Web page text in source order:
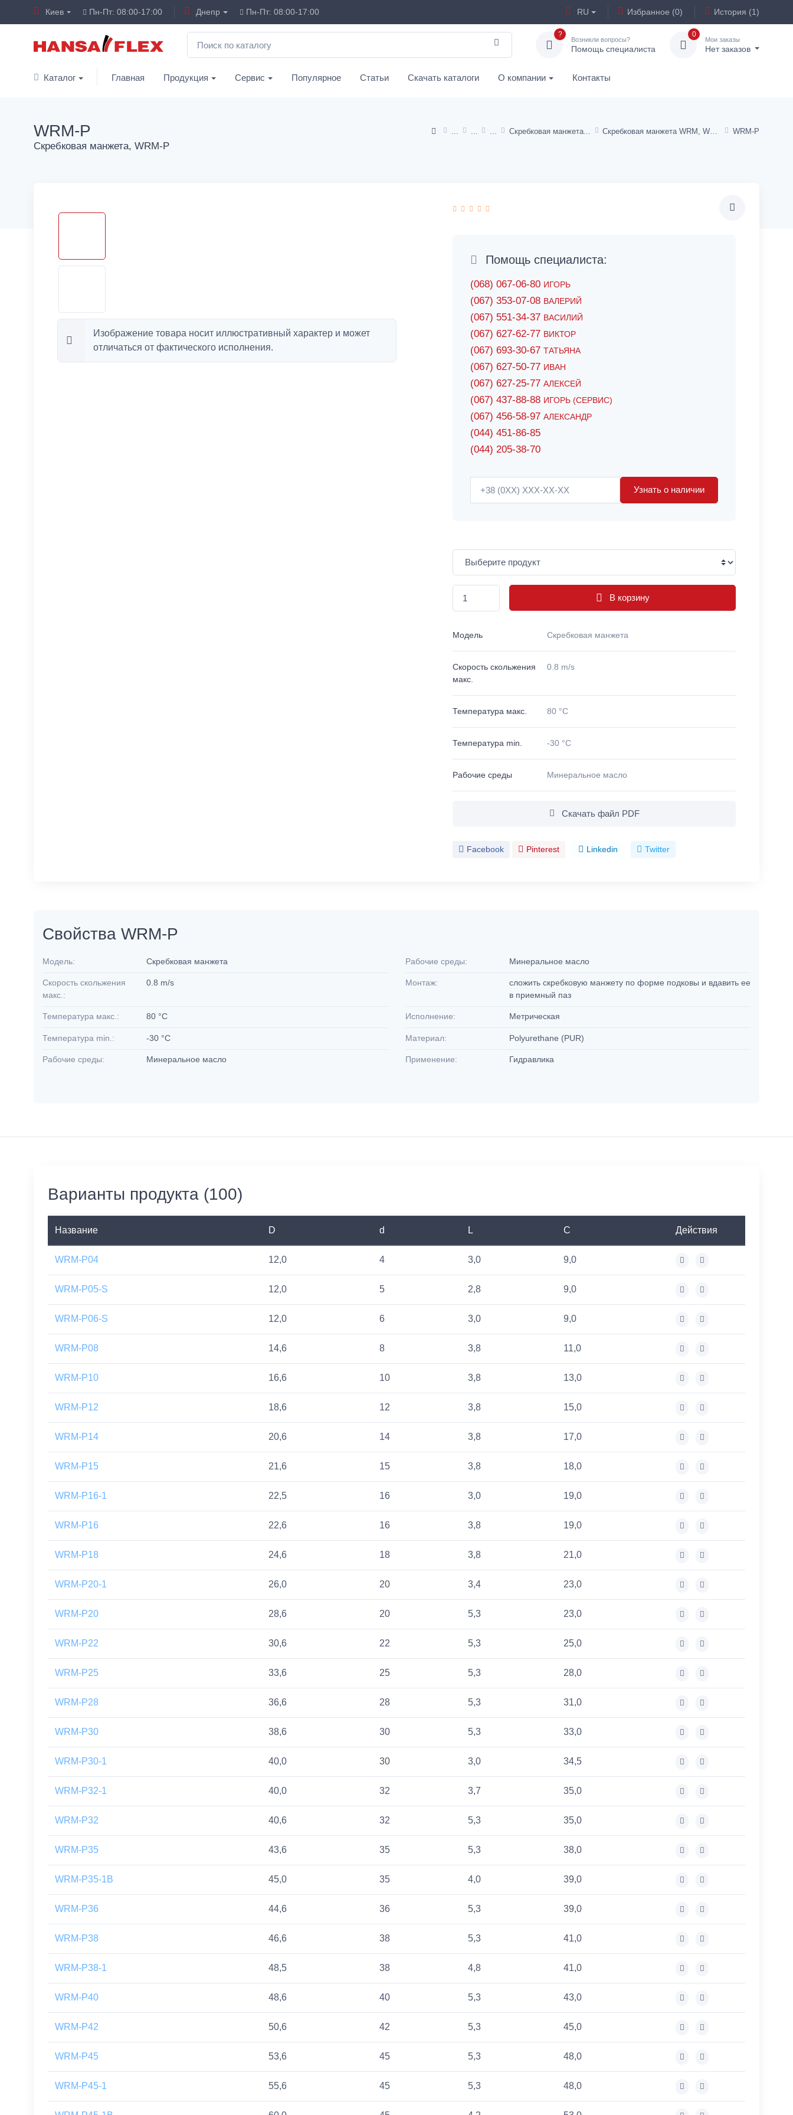
Киев Пн-Пт: 08:00-17:00 Днепр Пн-Пт: 08:00-17:00 RU Избранное (0) История (1)
?
Возникли вопросы?
Помощь специалиста
0
Мои заказы
Нет заказов
Каталог Главная Продукция Сервис Популярное Статьи Скачать каталоги О компании Контакты
Скребковая манжета Скребковая манжета WRM, WRM-FPM, WRM-H, WRM-P, WRM-PI WRM-P
WRM-P
Скребковая манжета, WRM-P
Изображение товара носит иллюстративный характер и может
отличаться от фактического исполнения.
Помощь специалиста:
(068) 067-06-80 ИГОРЬ
(067) 353-07-08 ВАЛЕРИЙ
(067) 551-34-37 ВАСИЛИЙ
(067) 627-62-77 ВИКТОР
(067) 693-30-67 ТАТЬЯНА
(067) 627-50-77 ИВАН
(067) 627-25-77 АЛЕКСЕЙ
(067) 437-88-88 ИГОРЬ (СЕРВИС)
(067) 456-58-97 АЛЕКСАНДР
(044) 451-86-85
(044) 205-38-70
Узнать о наличии
В корзину
Модель Скребковая манжета
Скорость скольжения
макс.
0.8 m/s
Температура макс. 80 °C
Температура min. -30 °C
Рабочие среды Минеральное масло
Скачать файл PDF
Facebook Pinterest Linkedin Twitter
Свойства WRM-P
Модель: Скребковая манжета
Скорость скольжения
макс.:
0.8 m/s
Температура макс.: 80 °C
Температура min.: -30 °C
Рабочие среды: Минеральное масло
Рабочие среды: Минеральное масло
Монтаж:
сложить скребковую манжету по форме подковы и вдавить ее
в приемный паз
Исполнение: Метрическая
Материал: Polyurethane (PUR)
Применение: Гидравлика
Варианты продукта (100)
Название D d L C Действия
WRM-P04 12,0 4 3,0 9,0
WRM-P05-S 12,0 5 2,8 9,0
WRM-P06-S 12,0 6 3,0 9,0
WRM-P08 14,6 8 3,8 11,0
WRM-P10 16,6 10 3,8 13,0
WRM-P12 18,6 12 3,8 15,0
WRM-P14 20,6 14 3,8 17,0
WRM-P15 21,6 15 3,8 18,0
WRM-P16-1 22,5 16 3,0 19,0
WRM-P16 22,6 16 3,8 19,0
WRM-P18 24,6 18 3,8 21,0
WRM-P20-1 26,0 20 3,4 23,0
WRM-P20 28,6 20 5,3 23,0
WRM-P22 30,6 22 5,3 25,0
WRM-P25 33,6 25 5,3 28,0
WRM-P28 36,6 28 5,3 31,0
WRM-P30 38,6 30 5,3 33,0
WRM-P30-1 40,0 30 3,0 34,5
WRM-P32-1 40,0 32 3,7 35,0
WRM-P32 40,6 32 5,3 35,0
WRM-P35 43,6 35 5,3 38,0
WRM-P35-1B 45,0 35 4,0 39,0
WRM-P36 44,6 36 5,3 39,0
WRM-P38 46,6 38 5,3 41,0
WRM-P38-1 48,5 38 4,8 41,0
WRM-P40 48,6 40 5,3 43,0
WRM-P42 50,6 42 5,3 45,0
WRM-P45 53,6 45 5,3 48,0
WRM-P45-1 55,6 45 5,3 48,0